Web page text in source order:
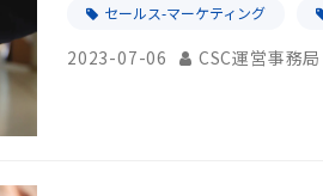
セールス-マーケティング
2023-07-06 CSC運営事務局